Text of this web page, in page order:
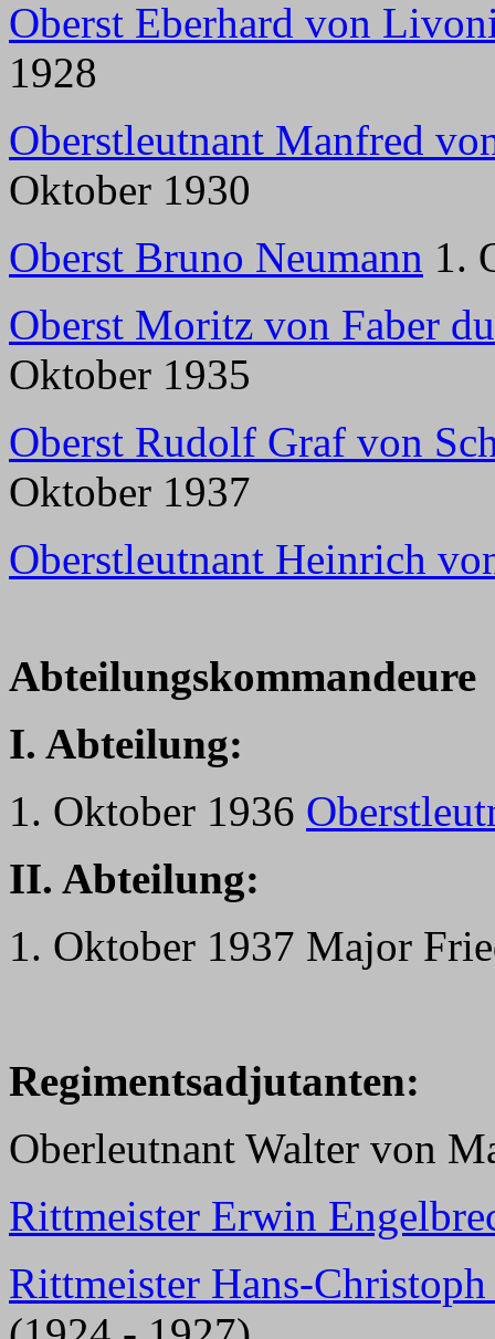
Oberst Eberhard von
1928
Oberstleutnant Manfred
Oktober 1930
Oberst Bruno Neumann 1.
Oberst Moritz von Faber
Oktober 1935
Oberst Rudolf Graf von
Oktober 1937
Oberstleutnant Heinrich
Abteilungskommandeure
I. Abteilung:
1. Oktober 1936
II. Abteilung:
1. Oktober 1937 Major
Regimentsadjutanten:
Oberleutnant Walter von
Rittmeister Erwin
Rittmeister Hans-